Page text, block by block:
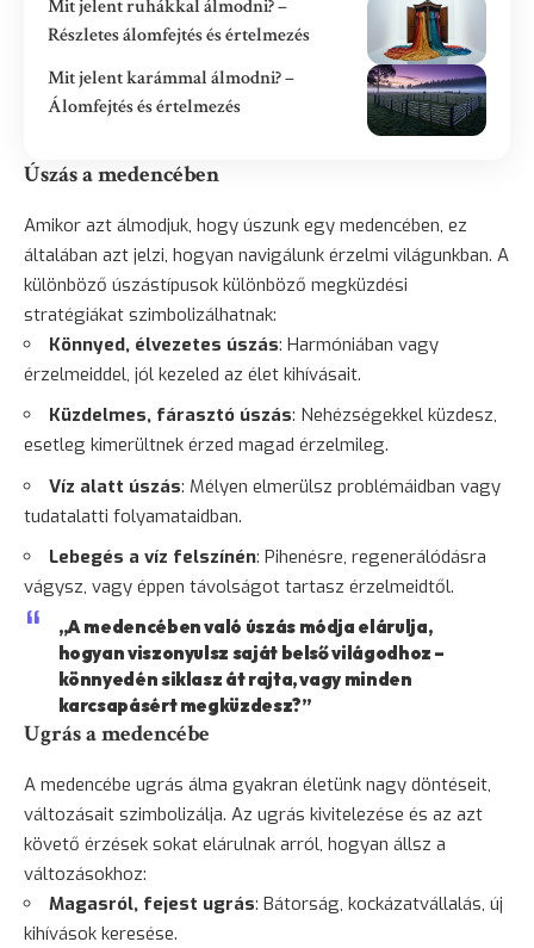
Mit jelent ruhákkal álmodni? –
Részletes álomfejtés és értelmezés
Mit jelent karámmal álmodni? –
Álomfejtés és értelmezés
Úszás a medencében
Amikor azt álmodjuk, hogy úszunk egy medencében, ez
általában azt jelzi, hogyan navigálunk érzelmi világunkban. A
különböző úszástípusok különböző megküzdési
stratégiákat szimbolizálhatnak:
Könnyed, élvezetes úszás: Harmóniában vagy
érzelmeiddel, jól kezeled az élet kihívásait.
Küzdelmes, fárasztó úszás: Nehézségekkel küzdesz,
esetleg kimerültnek érzed magad érzelmileg.
Víz alatt úszás: Mélyen elmerülsz problémáidban vagy
tudatalatti folyamataidban.
Lebegés a víz felszínén: Pihenésre, regenerálódásra
vágysz, vagy éppen távolságot tartasz érzelmeidtől.
„A medencében való úszás módja elárulja,
hogyan viszonyulsz saját belső világodhoz –
könnyedén siklasz át rajta, vagy minden
karcsapásért megküzdesz?”
Ugrás a medencébe
A medencébe ugrás álma gyakran életünk nagy döntéseit,
változásait szimbolizálja. Az ugrás kivitelezése és az azt
követő érzések sokat elárulnak arról, hogyan állsz a
változásokhoz:
Magasról, fejest ugrás: Bátorság, kockázatvállalás, új
kihívások keresése.